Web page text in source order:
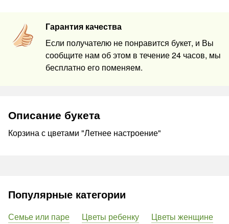
Гарантия качества
Если получателю не понравится букет, и Вы
сообщите нам об этом в течение 24 часов, мы
бесплатно его поменяем.
Описание букета
Корзина с цветами "Летнее настроение"
Популярные категории
Семье или паре Цветы ребенку
Цветы женщине